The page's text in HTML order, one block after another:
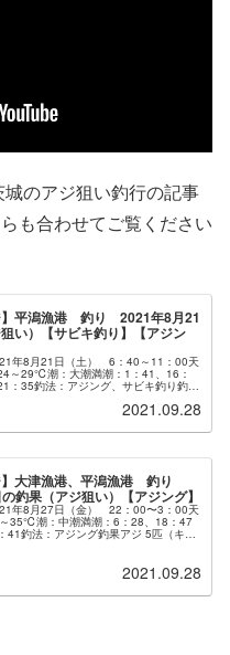
のアジ狙い釣行の記事
も合わせてご覧ください
】平潟漁港 釣り 2021年8月21
い）【サビキ釣り】【アジン
年8月21日（土） 6：40～11：00天
～29℃潮：大潮満潮：1：41、16：
：35釣法：アジング、サビキ釣り釣果
）チビヒラメ 3... 2021.09.28
大津漁港、平潟漁港 釣り
釣果（アジ狙い）【アジング】
年8月27日（金） 22：00〜3：00天
35℃潮：中潮満潮：6：28、18：47
41釣法：アジング釣果アジ 5匹（キー
ープ）ドンコ 1...
2021.09.28